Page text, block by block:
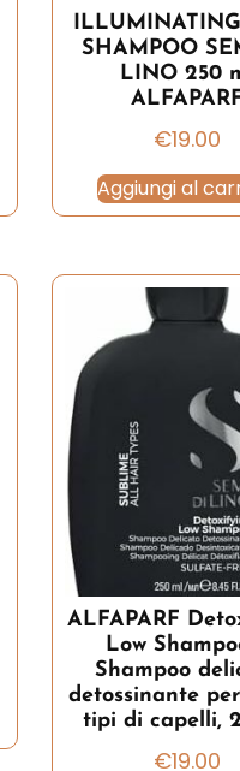
SHAMPOO
LINO 250
€19.00
Aggiungi al
ALFAPARF
Low
Shampoo
detossinante
tipi di capelli,
€19.00